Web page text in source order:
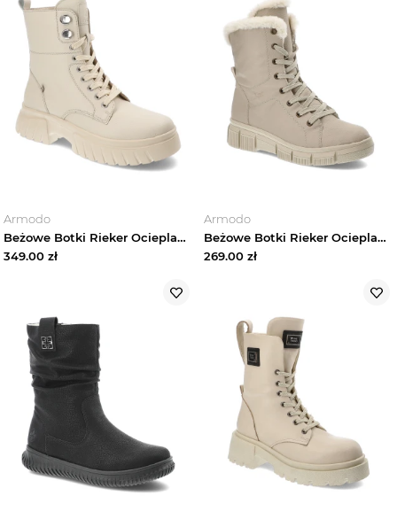
Armodo
Beżowe Botki Rieker Ocieplane Obuwie Damskie
349.00 zł
Armodo
Beżowe Botki Rieker Ocieplane Buty Damskie
269.00 zł